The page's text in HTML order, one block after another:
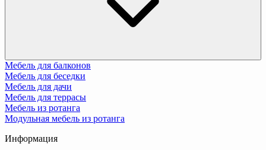
Мебель для балконов
Мебель для беседки
Мебель для дачи
Мебель для террасы
Мебель из ротанга
Модульная мебель из ротанга
Информация